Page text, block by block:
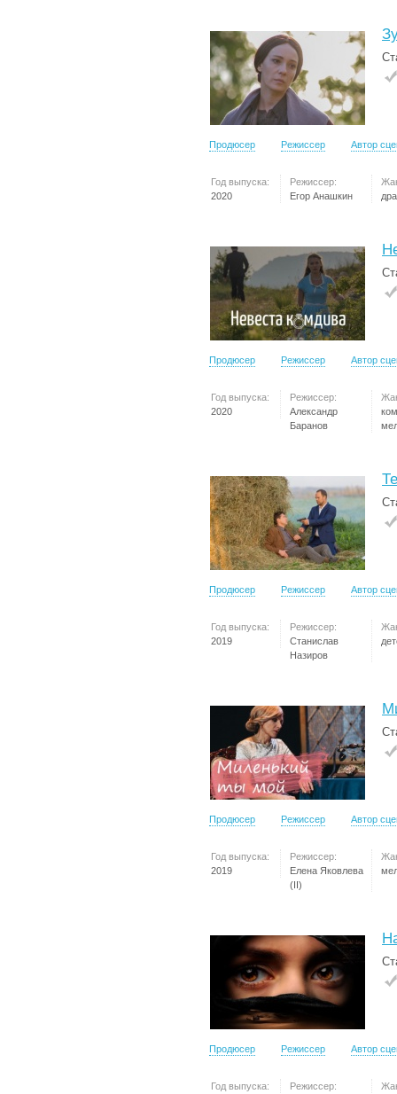
Продюсер Режиссер Автор
Год выпуска:
2020
Режиссер:
Егор Анашкин
Продюсер Режиссер Автор
Год выпуска:
2020
Режиссер:
Александр
Баранов
Продюсер Режиссер Автор
Год выпуска:
2019
Режиссер:
Станислав
Назиров
Продюсер Режиссер Автор
Год выпуска:
2019
Режиссер:
Елена Яковлева
(II)
Продюсер Режиссер Автор
Год выпуска:
Режиссер: